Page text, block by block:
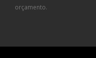
orçamento.